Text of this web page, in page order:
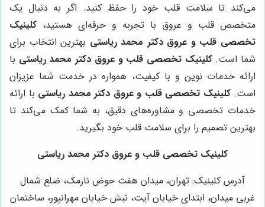
می‌کند تا سلامت قلب خود را حفظ کنید. اگر به دنبال یک
متخصص قلب و عروق با تجربه و حرفه‌ای هستید، کلینیک
تخصصی قلب و عروق دکتر محمد ریاستی بهترین انتخاب برای
شما است.کلینیک تخصصی قلب و عروق دکتر محمد ریاستی با
ارائه خدمات نوین و با کیفیت، همواره در خدمت شما عزیزان
است.کلینیک تخصصی قلب و عروق دکتر محمد ریاستی با ارائه
خدمات تخصصی و مشاوره‌های دقیق، به شما کمک می‌کند تا
بهترین تصمیم را برای سلامت قلب خود بگیرید.
کلینیک تخصصی قلب و عروق دکتر محمد ریاستی
آدرس کلینیک: تهران، میدان هفت حوض نارمک، ضلع شمال
غربی میدان، ابتدای خیابان آیت، نبش خیابان مهرانپور، ساختمان